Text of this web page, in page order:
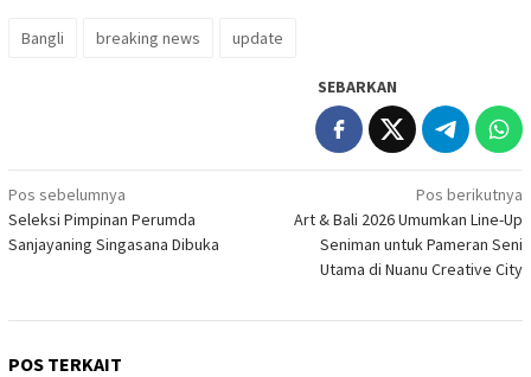
Bangli breaking news update
SEBARKAN
Navigasi
pos
Pos sebelumnya
Seleksi Pimpinan Perumda
Sanjayaning Singasana Dibuka
Pos berikutnya
Art & Bali 2026 Umumkan Line-Up
Seniman untuk Pameran Seni
Utama di Nuanu Creative City
POS TERKAIT